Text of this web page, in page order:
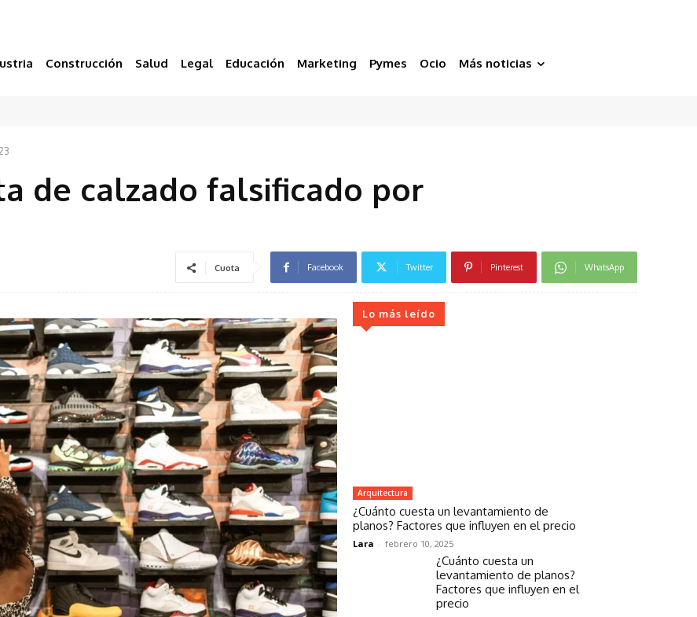
Construcción Salud Legal Educación Marketing Pymes Ocio Más noticias
de calzado falsificado por
Cuota Facebook Twitter Pinterest WhatsApp
Lo más leído
Arquitectura
¿Cuánto cuesta un levantamiento de
planos? Factores que influyen en el precio
Lara - febrero 10, 2025
¿Cuánto cuesta un
levantamiento de planos?
Factores que influyen en el
precio